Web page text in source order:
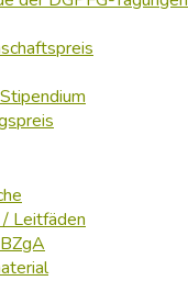
Leitfäden